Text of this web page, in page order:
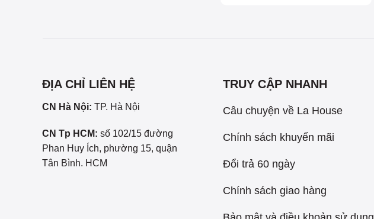
ĐỊA CHỈ LIÊN HỆ
CN Hà Nội: TP. Hà Nội
CN Tp HCM: số 102/15 đường
Phan Huy Ích, phường 15, quận
Tân Bình. HCM
TRUY CẬP NHANH
Câu chuyện về La House
Chính sách khuyến mãi
Đổi trả 60 ngày
Chính sách giao hàng